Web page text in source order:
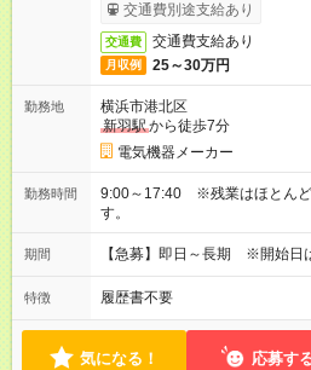
交通費別途支給あり
交通費 交通費支給あり
月収例 25～30万円
勤務地
横浜市港北区
新羽駅から徒歩7分
電気機器メーカー
勤務時間
9:00～17:40 ※残業はほとん
す。
期間 【急募】即日～長期 ※開始
特徴 履歴書不要
気になる！ 応募す